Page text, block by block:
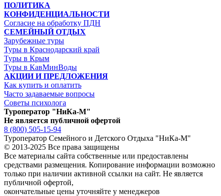
ПОЛИТИКА
КОНФИДЕНЦИАЛЬНОСТИ
Согласие на обработку ПДН
СЕМЕЙНЫЙ ОТДЫХ
Зарубежные туры
Туры в Краснодарский край
Туры в Крым
Туры в КавМинВоды
АКЦИИ И ПРЕДЛОЖЕНИЯ
Как купить и оплатить
Часто задаваемые вопросы
Советы психолога
Туроператор "НиКа-М"
Не является публичной офертой
8 (800) 505-15-94
Туроператор Семейного и Детского Отдыха "НиКа-М"
© 2013-2025 Все права защищены
Все материалы сайта собственные или предоставлены
средствами размещения. Копирование информации возможно
только при наличии активной ссылки на сайт. Не является
публичной офертой,
окончательные цены уточняйте у менеджеров